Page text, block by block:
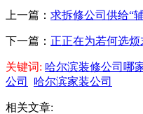
上一篇： 求拆修公司供给“
下一篇： 正正在为若何选烦
关键词: 哈尔滨装修公司哪
公司
哈尔滨家装公司
相关文章: